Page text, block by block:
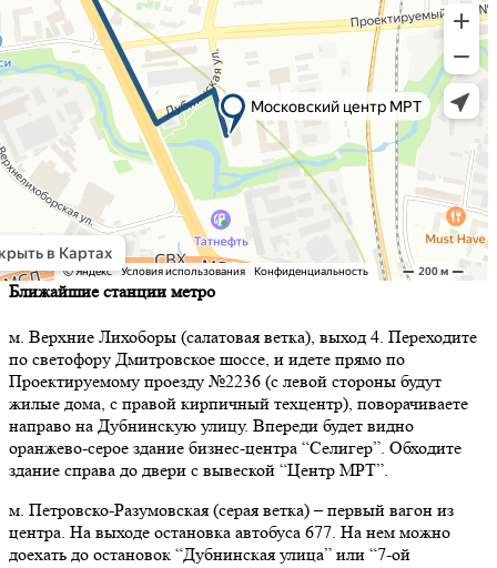
Ближайшие станции метро
м. Верхние Лихоборы (салатовая ветка), выход 4. Переходите
по светофору Дмитровское шоссе, и идете прямо по
Проектируемому проезду №2236 (с левой стороны будут
жилые дома, с правой кирпичный техцентр), поворачиваете
направо на Дубнинскую улицу. Впереди будет видно
оранжево-серое здание бизнес-центра “Селигер”. Обходите
здание справа до двери с вывеской “Центр МРТ”.
м. Петровско-Разумовская (серая ветка) – первый вагон из
центра. На выходе остановка автобуса 677. На нем можно
доехать до остановок “Дубнинская улица” или “7-ой